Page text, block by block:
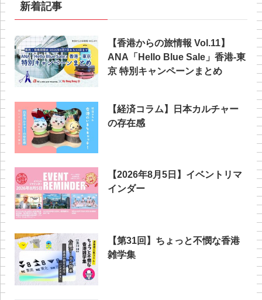
新着記事
【香港からの旅情報 Vol.11】
ANA「Hello Blue Sale」香港‐東
京 特別キャンペーンまとめ
【経済コラム】日本カルチャー
の存在感
【2026年8月5日】イベントリマ
インダー
【第31回】ちょっと不憫な香港
雑学集